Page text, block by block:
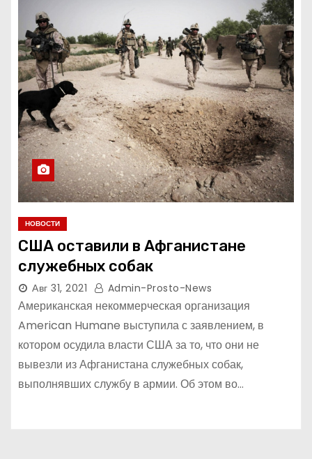
НОВОСТИ
США оставили в Афганистане
служебных собак
Авг 31, 2021 Admin-Prosto-News
Американская некоммерческая организация
American Humane выступила с заявлением, в
котором осудила власти США за то, что они не
вывезли из Афганистана служебных собак,
выполнявших службу в армии. Об этом во…